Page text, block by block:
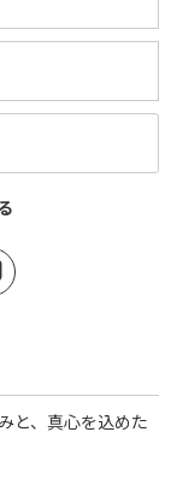
と、真心を込めた